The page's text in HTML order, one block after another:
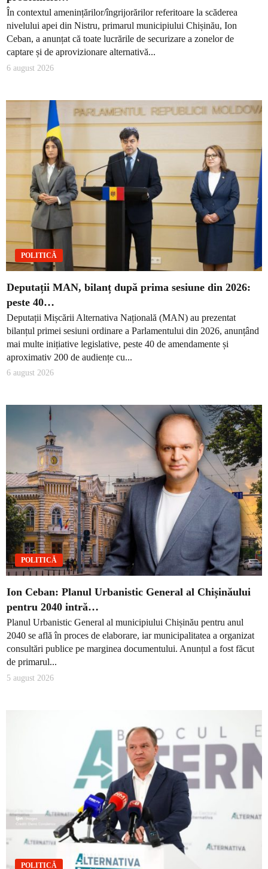
În contextul amenințărilor/îngrijorărilor referitoare la scăderea
nivelului apei din Nistru, primarul municipiului Chișinău, Ion
Ceban, a anunțat că toate lucrările de securizare a zonelor de
captare și de aprovizionare alternativă...
6 august 2026
POLITICĂ
Deputații MAN, bilanț după prima sesiune din 2026:
peste 40…
Deputații Mișcării Alternativa Națională (MAN) au prezentat
bilanțul primei sesiuni ordinare a Parlamentului din 2026, anunțând
mai multe inițiative legislative, peste 40 de amendamente și
aproximativ 200 de audiențe cu...
6 august 2026
POLITICĂ
Ion Ceban: Planul Urbanistic General al Chișinăului
pentru 2040 intră…
Planul Urbanistic General al municipiului Chișinău pentru anul
2040 se află în proces de elaborare, iar municipalitatea a organizat
consultări publice pe marginea documentului. Anunțul a fost făcut
de primarul...
5 august 2026
POLITICĂ